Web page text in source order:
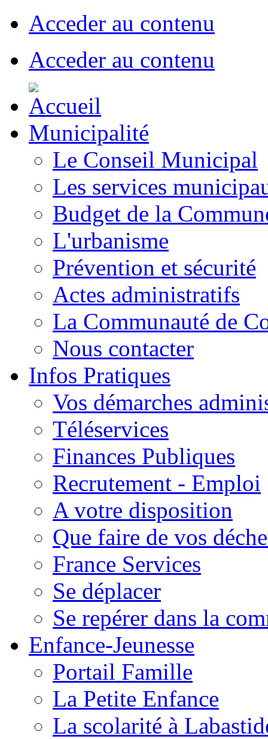
Acceder au contenu
Acceder au contenu
Municipalité
Le Conseil Municipal
Les services
Budget de la
L'urbanisme
Prévention et sécurité
Actes administratifs
La Communauté de
Nous contacter
Infos Pratiques
Vos démarches
Téléservices
Finances Publiques
Recrutement - Emploi
A votre disposition
Que faire de vos
France Services
Se déplacer
Se repérer dans la
Enfance-Jeunesse
Portail Famille
La Petite Enfance
La scolarité à